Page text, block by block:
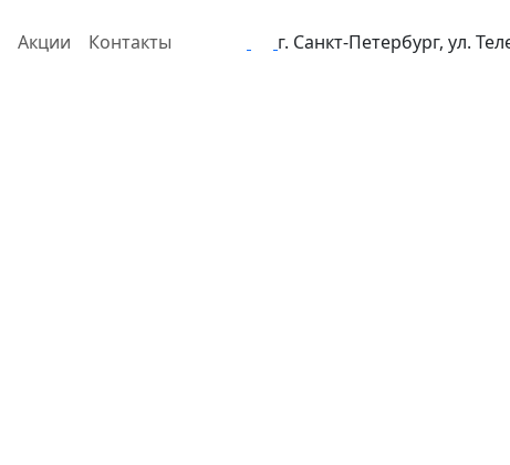
Акции Контакты г. Санкт-Петербург, ул.